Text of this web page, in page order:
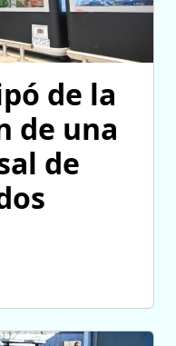
de la
de una
de